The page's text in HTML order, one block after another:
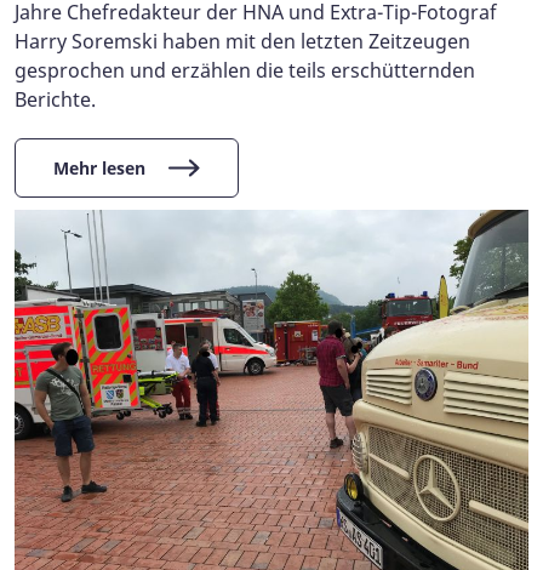
Jahre Chefredakteur der HNA und Extra-Tip-Fotograf
Harry Soremski haben mit den letzten Zeitzeugen
gesprochen und erzählen die teils erschütternden
Berichte.
Mehr lesen